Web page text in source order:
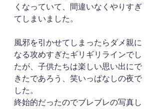
くなっていて、間違いなくやりすぎ
てしまいました。
風邪を引かせてしまったらダメ親に
なる攻めすぎたギリギリラインでし
たが、子供たちは楽しい思い出にで
きたであろう、笑いっぱなしの夜で
した。
終始的だったのでブレブレの写真し